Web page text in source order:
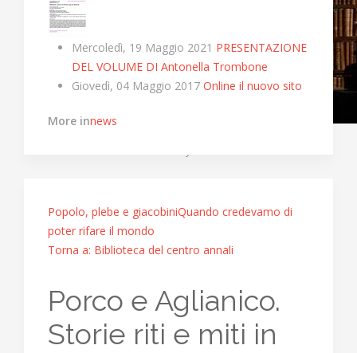
Mercoledì, 19 Maggio 2021 PRESENTAZIONE
DEL VOLUME DI Antonella Trombone
Giovedì, 04 Maggio 2017 Online il nuovo sito
More innews
Popolo, plebe e giacobiniQuando credevamo di
poter rifare il mondo
Torna a: Biblioteca del centro annali
Porco e Aglianico.
Storie riti e miti in